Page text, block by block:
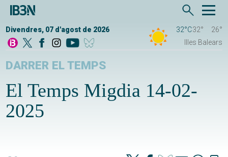
Divendres, 07 d'agost de 2026 32°C32°
26°
Illes Balears
DARRER EL TEMPS
El Temps Migdia 14-02-
2025